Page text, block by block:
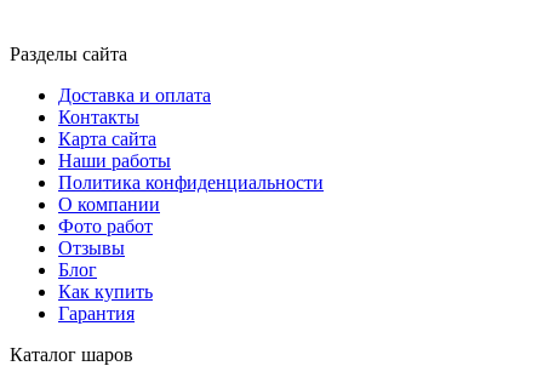
Разделы сайта
Доставка и оплата
Контакты
Карта сайта
Наши работы
Политика конфиденциальности
О компании
Фото работ
Отзывы
Блог
Как купить
Гарантия
Каталог шаров